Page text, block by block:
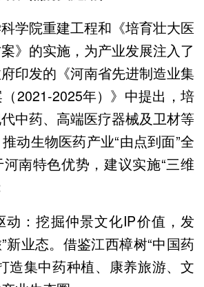
院重建工程和《培育壮大医
》的实施，为产业发展注入了
印发的《河南省先进制造业集
2021-2025年）》中提出，培
中药、高端医疗器械及卫材等
动生物医药产业“由点到面”全
南特色优势，建议实施“三维
：挖掘仲景文化IP价值，发
新业态。借鉴江西樟树“中国药
造集中药种植、康养旅游、文